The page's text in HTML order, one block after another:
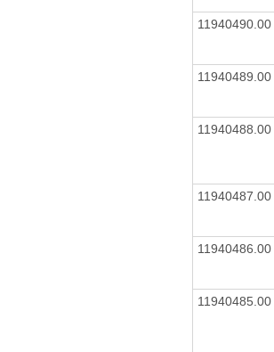
11940490.00
11940489.00
11940488.00
11940487.00
11940486.00
11940485.00